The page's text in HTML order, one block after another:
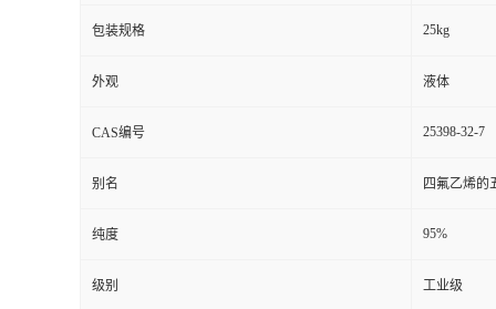
包装规格 25kg
外观 液体
CAS编号 25398-32-7
别名 四氟乙烯的
纯度 95%
级别 工业级